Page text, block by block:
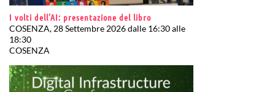
I volti dell’AI: presentazione del libro
COSENZA, 28 Settembre 2026 dalle 16:30 alle
18:30
COSENZA